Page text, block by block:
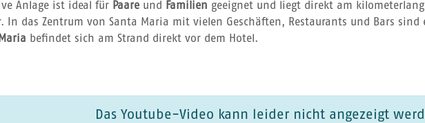
Anlage ist ideal für Paare und Familien geeignet und liegt direkt am
In das Zentrum von Santa Maria mit vielen Geschäften, Restaurants und Bars sind
befindet sich am Strand direkt vor dem Hotel.
Das Youtube-Video kann leider nicht angezeigt